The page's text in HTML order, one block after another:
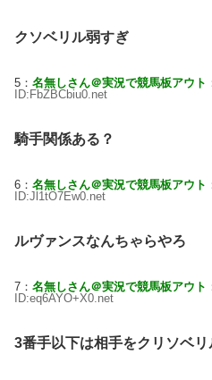
クソベリル弱すぎ
5： 名無しさん＠実況で競馬板アウト
ID:FbZBCbiu0.net
騎手関係ある？
6： 名無しさん＠実況で競馬板アウト
ID:Jl1tO7Ew0.net
ルヴァンスなんちゃらやろ
7： 名無しさん＠実況で競馬板アウト
ID:eq6AYO+X0.net
3番手以下は相手をクリソベ